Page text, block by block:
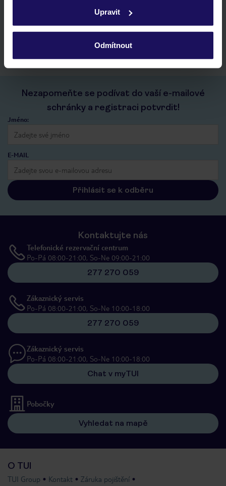
ochrany osobních údajů.Upravit
Odmítnout
seznam oblíbených nabídek a možnost jejich sdílení
historie vyhledávání a naposledy zobrazené nabídky
Nezapomeňte se podívat do vaší e-mailové
schránky a registraci potvrdit!
Jméno:
E-MAIL
Přihlásit se k odběru
Kontaktujte nás
Telefonické rezervační centrum
Po-Pá 08:00-21:00, So-Ne 09:00-21:00
277 270 059
Zákaznický servis
Po-Pá 08:00-21:00, So-Ne 10:00-18:00
277 270 059
Zákaznický servis
Po-Pá 08:00-21:00, So-Ne 10:00-18:00
Chat v myTUI
Pobočky
Vyhledat na mapě
O TUI
TUI Group Kontakt Záruka pojištění